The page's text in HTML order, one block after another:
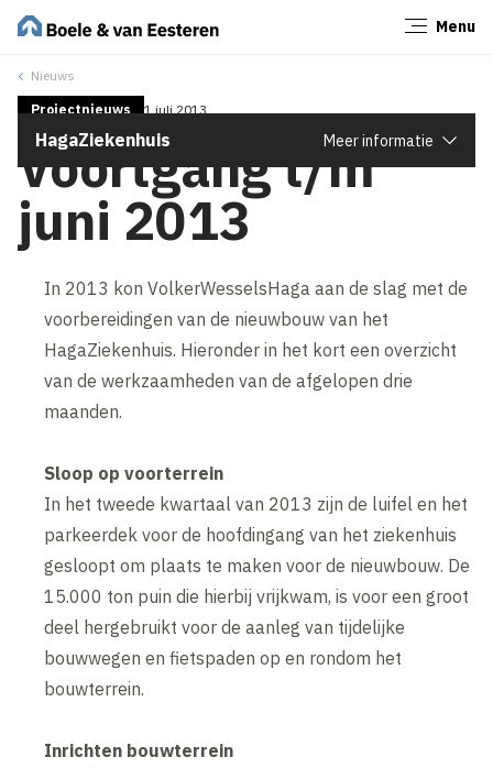
Menu
Nieuws
HagaZiekenhuis Meer informatie
Projectnieuws 1 juli 2013
Voortgang t/m
juni 2013
In 2013 kon VolkerWesselsHaga aan de slag met de
voorbereidingen van de nieuwbouw van het
HagaZiekenhuis. Hieronder in het kort een overzicht
van de werkzaamheden van de afgelopen drie
maanden.
Sloop op voorterrein
In het tweede kwartaal van 2013 zijn de luifel en het
parkeerdek voor de hoofdingang van het ziekenhuis
gesloopt om plaats te maken voor de nieuwbouw. De
15.000 ton puin die hierbij vrijkwam, is voor een groot
deel hergebruikt voor de aanleg van tijdelijke
bouwwegen en fietspaden op en rondom het
bouwterrein.
Inrichten bouwterrein
Sluiten